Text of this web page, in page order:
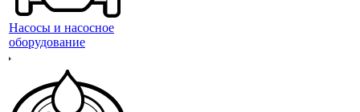
Насосы и насосное
оборудование